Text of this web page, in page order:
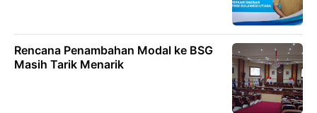
Rencana Penambahan Modal ke BSG
Masih Tarik Menarik